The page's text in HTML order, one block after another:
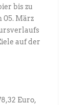
bis zu
05. März
auf der
Euro,